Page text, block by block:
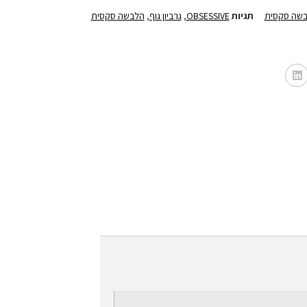
סקסית תגיותOBSESSIVE
,גרביון גוף, הלבשה סקסית